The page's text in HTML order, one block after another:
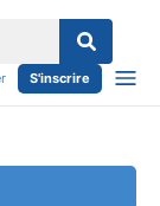
S'inscrire